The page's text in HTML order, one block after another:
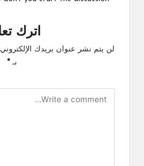
اترك
لن يتم نشر عنوان بريدك
بـ*